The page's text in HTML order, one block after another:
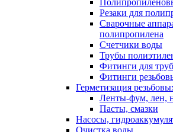
Резаки для
Сварочные
полипропилена
Счетчики воды
Трубы
Фитинги для
Фитинги
Герметизация
Ленты-фум, лен,
Пасты, смазки
Насосы,
Очистка воды